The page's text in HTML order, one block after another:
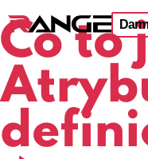
Co to